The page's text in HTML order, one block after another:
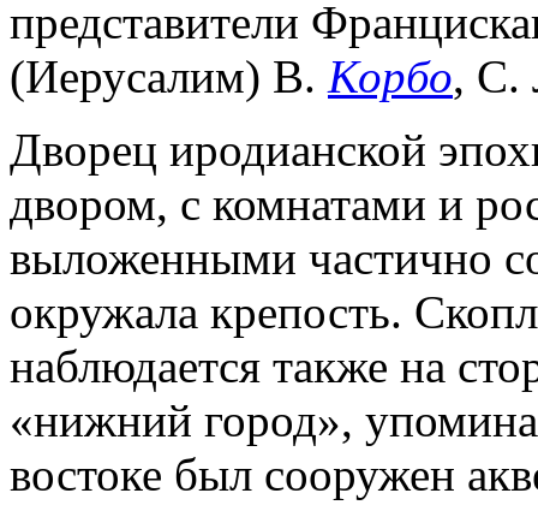
представители
(Иерусалим) В. Корбо, С.
Дворец иродианской
двором, с комнатами и
выложенными частично
окружала крепость.
наблюдается также на
«нижний город»,
востоке был сооружен